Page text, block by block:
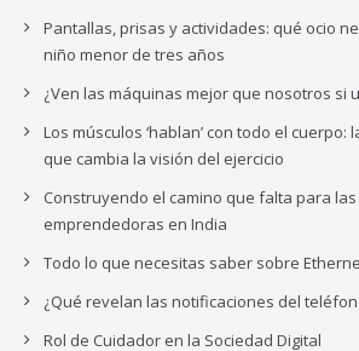
Pantallas, prisas y actividades: qué ocio
niño menor de tres años
¿Ven las máquinas mejor que nosotros si
Los músculos ‘hablan’ con todo el cuerpo:
que cambia la visión del ejercicio
Construyendo el camino que falta para
emprendedoras en India
Todo lo que necesitas saber sobre
¿Qué revelan las notificaciones del
Rol de Cuidador en la Sociedad Digital